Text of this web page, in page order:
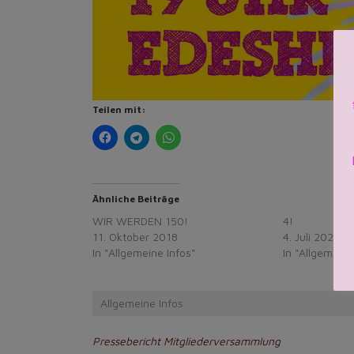
Teilen mit:
Ähnliche Beiträge
WIR WERDEN 150!
11. Oktober 2018
In "Allgemeine Infos"
4!
4. Juli 2023
In "Allgemeine
Allgemeine Infos
Beitragsnavigation
Pressebericht Mitgliederversammlung